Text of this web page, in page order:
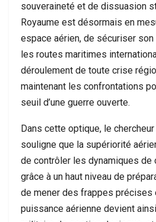
souveraineté et de dissuasion
Royaume est désormais en
espace aérien, de sécuriser
les routes maritimes
déroulement de toute crise
maintenant les confrontations
seuil d’une guerre ouverte.
Dans cette optique, le
souligne que la supériorité
de contrôler les dynamiques de
grâce à un haut niveau de
de mener des frappes précises
puissance aérienne devient